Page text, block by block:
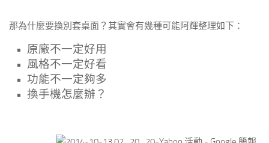
那為什麼要換別套桌面？其實會有幾種可能阿輝整理如下：
原廠不一定好用
風格不一定好看
功能不一定夠多
換手機怎麼辦？